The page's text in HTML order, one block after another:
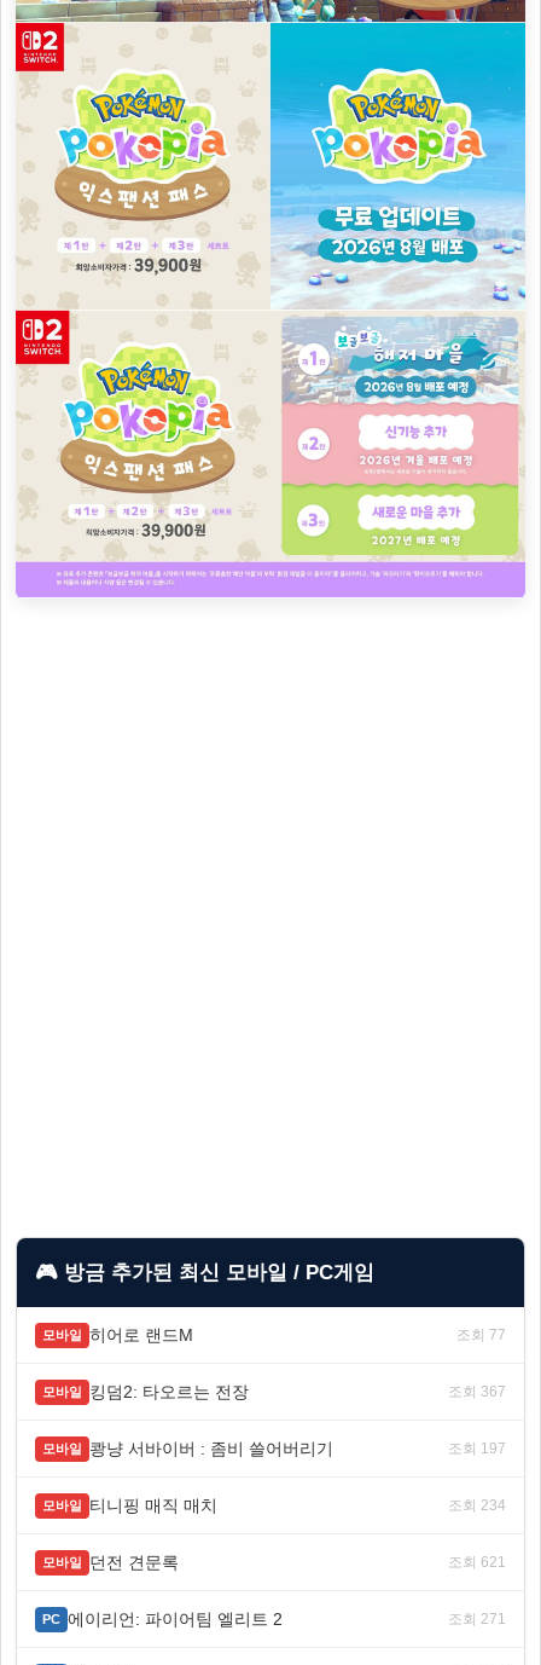
🎮 방금 추가된 최신 모바일 / PC게임
모바일 히어로 랜드M 조회 77
모바일 킹덤2: 타오르는 전장 조회 367
모바일 쾅냥 서바이버 : 좀비 쓸어버리기 조회 197
모바일 티니핑 매직 매치 조회 234
모바일 던전 견문록 조회 621
PC 에이리언: 파이어팀 엘리트 2 조회 271